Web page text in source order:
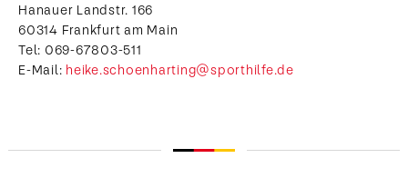
Hanauer Landstr. 166
60314 Frankfurt am Main
Tel: 069-67803-511
E-Mail: heike.schoenharting@sporthilfe.de